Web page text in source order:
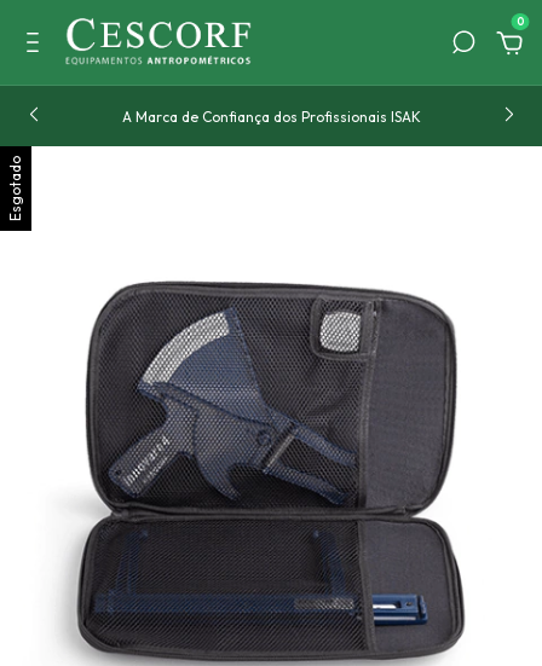
0
A Marca de Confiança dos Profissionais ISAK
Esgotado